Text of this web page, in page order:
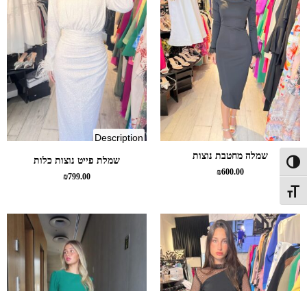
הפעל/כבה ניגודיות גבוהה
מתג גודל גופן
שמלה מחטבת נוצות
₪600.00
Description
of
feather
sequin
שמלת פייט נוצות כלות
₪799.00